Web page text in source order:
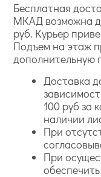
полностью
Особого внимания
характеристики
традиционного
ЕВРОПЛАСТ
впитывает влагу
многократных
Изделия
покрытием,
ударопрочность и
воздействиям.
воздействием
геометрию при
перепадах.
Бесплатная
МКАД возможна
руб. Курьер
Подъем на этаж
дополнительную
Доставка
100 руб за
наличии
При
При